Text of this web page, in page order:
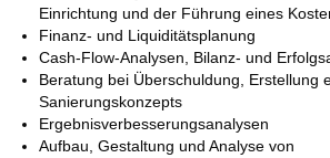
Einrichtung und der Führung eines
Finanz- und Liquiditätsplanung
Cash-Flow-Analysen, Bilanz- und
Beratung bei Überschuldung, Erstellung
Sanierungskonzepts
Ergebnisverbesserungsanalysen
Aufbau, Gestaltung und Analyse von